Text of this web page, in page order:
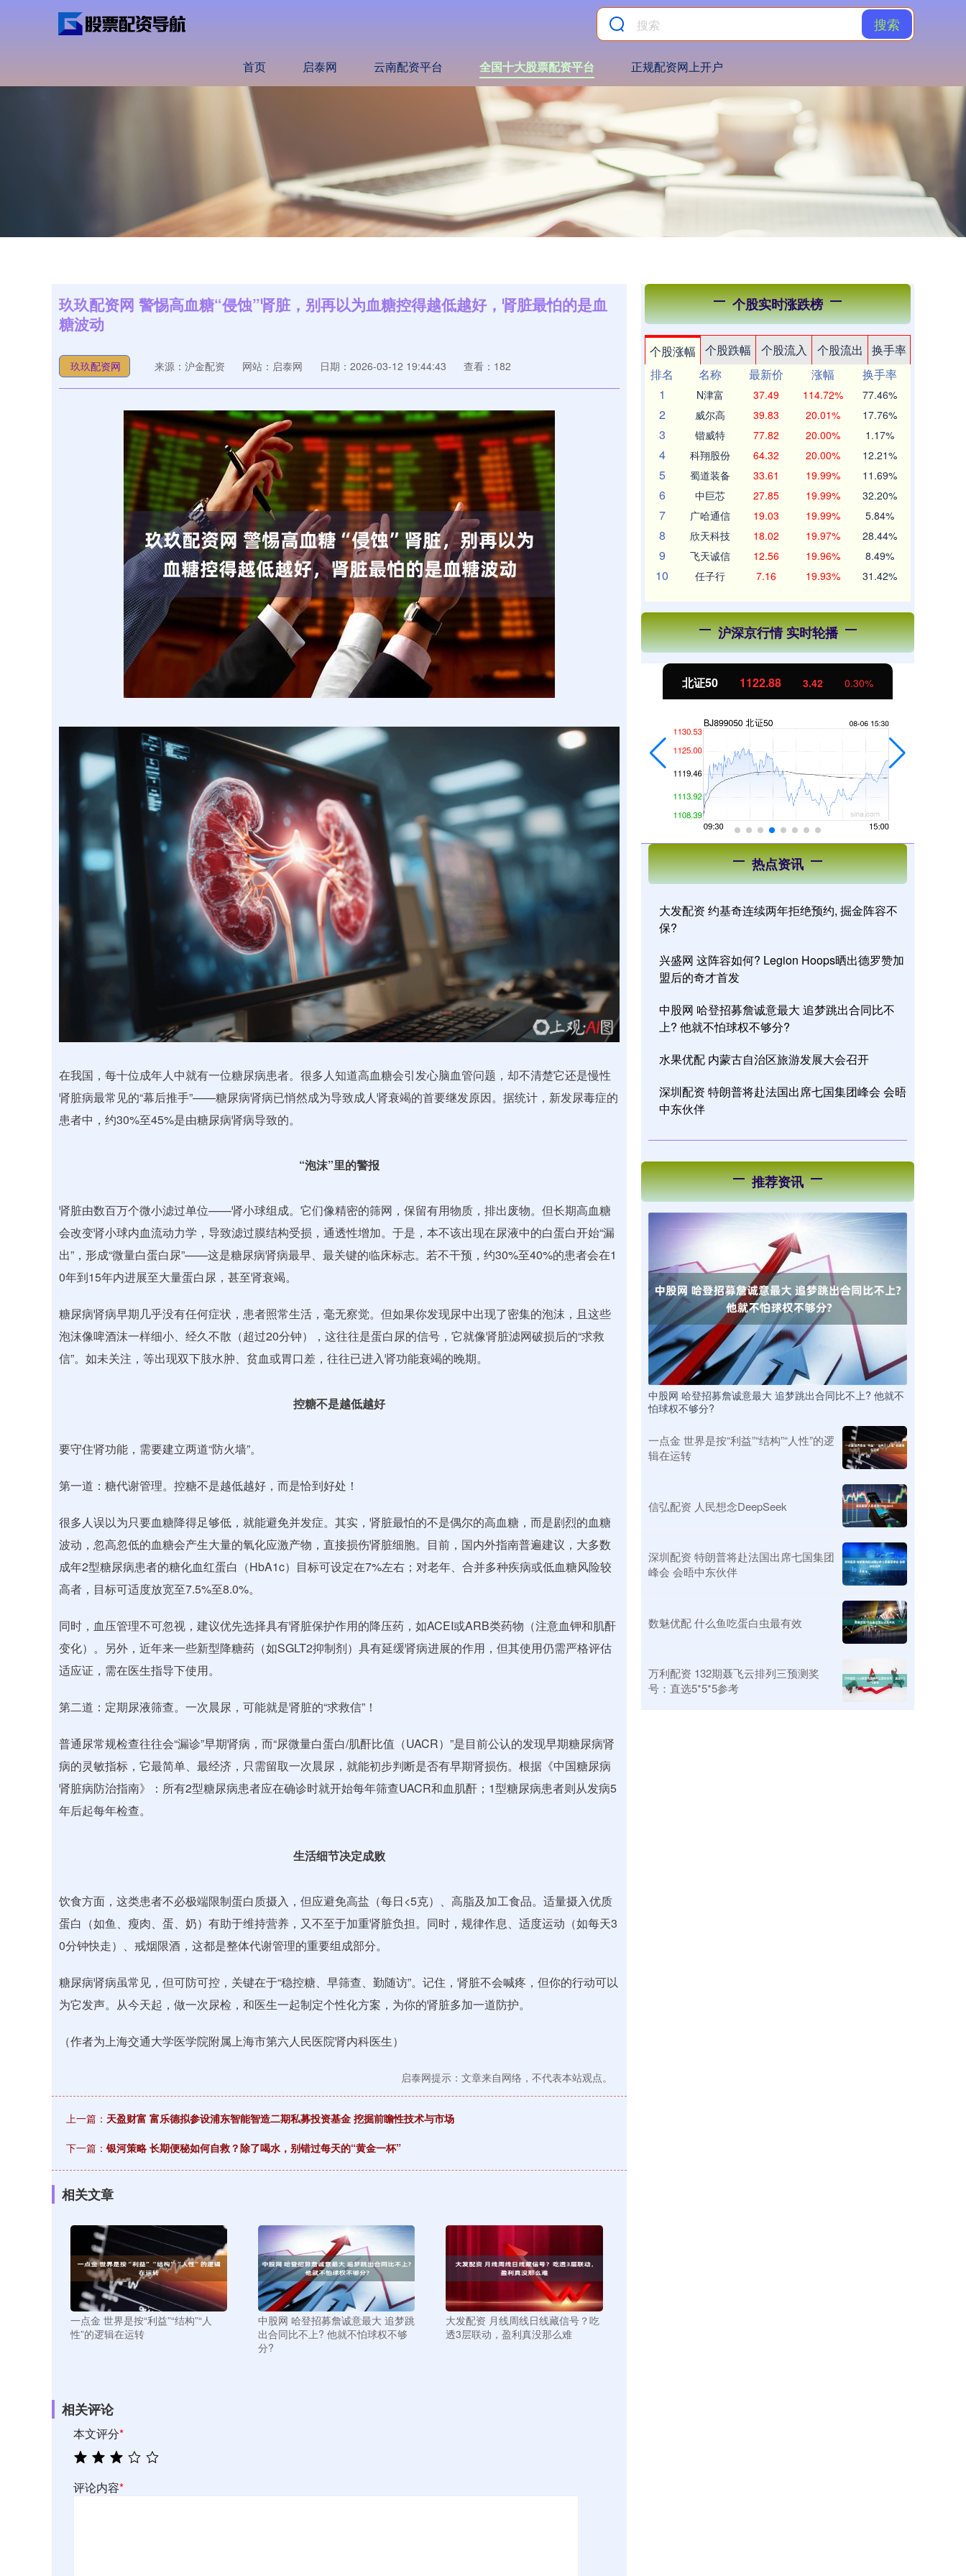
搜索
首页 启泰网 云南配资平台 全国十大股票配资平台 正规配资网上开户
玖玖配资网 警惕高血糖“侵蚀”肾脏，别再以为血糖控得越低越好，肾脏最怕的是血
糖波动
玖玖配资网 来源：沪金配资 网站：启泰网 日期：2026-03-12 19:44:43 查看：182
在我国，每十位成年人中就有一位糖尿病患者。很多人知道高血糖会引发心脑血管问题，却不清楚它还是慢性
肾脏病最常见的“幕后推手”——糖尿病肾病已悄然成为导致成人肾衰竭的首要继发原因。据统计，新发尿毒症的
患者中，约30%至45%是由糖尿病肾病导致的。
“泡沫”里的警报
肾脏由数百万个微小滤过单位——肾小球组成。它们像精密的筛网，保留有用物质，排出废物。但长期高血糖
会改变肾小球内血流动力学，导致滤过膜结构受损，通透性增加。于是，本不该出现在尿液中的白蛋白开始“漏
出”，形成“微量白蛋白尿”——这是糖尿病肾病最早、最关键的临床标志。若不干预，约30%至40%的患者会在1
0年到15年内进展至大量蛋白尿，甚至肾衰竭。
糖尿病肾病早期几乎没有任何症状，患者照常生活，毫无察觉。但如果你发现尿中出现了密集的泡沫，且这些
泡沫像啤酒沫一样细小、经久不散（超过20分钟），这往往是蛋白尿的信号，它就像肾脏滤网破损后的“求救
信”。如未关注，等出现双下肢水肿、贫血或胃口差，往往已进入肾功能衰竭的晚期。
控糖不是越低越好
要守住肾功能，需要建立两道“防火墙”。
第一道：糖代谢管理。控糖不是越低越好，而是恰到好处！
很多人误以为只要血糖降得足够低，就能避免并发症。其实，肾脏最怕的不是偶尔的高血糖，而是剧烈的血糖
波动，忽高忽低的血糖会产生大量的氧化应激产物，直接损伤肾脏细胞。目前，国内外指南普遍建议，大多数
成年2型糖尿病患者的糖化血红蛋白（HbA1c）目标可设定在7%左右；对老年、合并多种疾病或低血糖风险较
高者，目标可适度放宽至7.5%至8.0%。
同时，血压管理不可忽视，建议优先选择具有肾脏保护作用的降压药，如ACEI或ARB类药物（注意血钾和肌酐
变化）。另外，近年来一些新型降糖药（如SGLT2抑制剂）具有延缓肾病进展的作用，但其使用仍需严格评估
适应证，需在医生指导下使用。
第二道：定期尿液筛查。一次晨尿，可能就是肾脏的“求救信”！
普通尿常规检查往往会“漏诊”早期肾病，而“尿微量白蛋白/肌酐比值（UACR）”是目前公认的发现早期糖尿病肾
病的灵敏指标，它最简单、最经济，只需留取一次晨尿，就能初步判断是否有早期肾损伤。根据《中国糖尿病
肾脏病防治指南》：所有2型糖尿病患者应在确诊时就开始每年筛查UACR和血肌酐；1型糖尿病患者则从发病5
年后起每年检查。
生活细节决定成败
饮食方面，这类患者不必极端限制蛋白质摄入，但应避免高盐（每日<5克）、高脂及加工食品。适量摄入优质
蛋白（如鱼、瘦肉、蛋、奶）有助于维持营养，又不至于加重肾脏负担。同时，规律作息、适度运动（如每天3
0分钟快走）、戒烟限酒，这都是整体代谢管理的重要组成部分。
糖尿病肾病虽常见，但可防可控，关键在于“稳控糖、早筛查、勤随访”。记住，肾脏不会喊疼，但你的行动可以
为它发声。从今天起，做一次尿检，和医生一起制定个性化方案，为你的肾脏多加一道防护。
（作者为上海交通大学医学院附属上海市第六人民医院肾内科医生）
启泰网提示：文章来自网络，不代表本站观点。
上一篇： 天盈财富 富乐德拟参设浦东智能智造二期私募投资基金 挖掘前瞻性技术与市场
下一篇： 银河策略 长期便秘如何自救？除了喝水，别错过每天的“黄金一杯”
相关文章
一点金 世界是按“利益”“结构”“人
性”的逻辑在运转
中股网 哈登招募詹诚意最大 追梦跳
出合同比不上? 他就不怕球权不够
分?
大发配资 月线周线日线藏信号？吃
透3层联动，盈利真没那么难
相关评论
本文评分*
评论内容*
个股实时涨跌榜
个股涨幅 个股跌幅 个股流入 个股流出
换手率
排名
名称 最新价 涨幅
换手率
1
N津富 37.49 114.72% 77.46%
2 威尔高 39.83 20.01% 17.76%
3 锴威特 77.82 20.00% 1.17%
4 科翔股份 64.32 20.00% 12.21%
5 蜀道装备 33.61 19.99% 11.69%
6 中巨芯 27.85 19.99% 32.20%
7 广哈通信 19.03 19.99% 5.84%
8 欣天科技 18.02 19.97% 28.44%
9 飞天诚信 12.56 19.96% 8.49%
10 任子行 7.16 19.93% 31.42%
沪深京行情 实时轮播
14110.12 -34.08 -0.24% 沪深300 4651.31 -6.85 北证50 1122.88 3.42 0.30%
热点资讯
大发配资 约基奇连续两年拒绝预约, 掘金阵容不
保?
兴盛网 这阵容如何? Legion Hoops晒出德罗赞加
盟后的奇才首发
中股网 哈登招募詹诚意最大 追梦跳出合同比不
上? 他就不怕球权不够分?
水果优配 内蒙古自治区旅游发展大会召开
深圳配资 特朗普将赴法国出席七国集团峰会 会晤
中东伙伴
推荐资讯
中股网 哈登招募詹诚意最大 追梦跳出合同比不上? 他就不
怕球权不够分?
一点金 世界是按“利益”“结构”“人性”的逻
辑在运转
信弘配资 人民想念DeepSeek
深圳配资 特朗普将赴法国出席七国集团
峰会 会晤中东伙伴
数魅优配 什么鱼吃蛋白虫最有效
万利配资 132期聂飞云排列三预测奖
号：直选5*5*5参考